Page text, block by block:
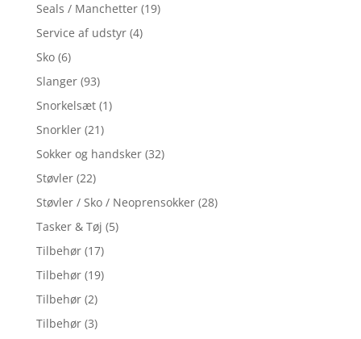
Seals / Manchetter (19)
Service af udstyr (4)
Sko (6)
Slanger (93)
Snorkelsæt (1)
Snorkler (21)
Sokker og handsker (32)
Støvler (22)
Støvler / Sko / Neoprensokker (28)
Tasker & Tøj (5)
Tilbehør (17)
Tilbehør (19)
Tilbehør (2)
Tilbehør (3)